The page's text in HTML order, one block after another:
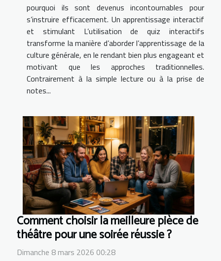
pourquoi ils sont devenus incontournables pour
s’instruire efficacement. Un apprentissage interactif
et stimulant L’utilisation de quiz interactifs
transforme la manière d’aborder l’apprentissage de la
culture générale, en le rendant bien plus engageant et
motivant que les approches traditionnelles.
Contrairement à la simple lecture ou à la prise de
notes...
Comment choisir la meilleure pièce de
théâtre pour une soirée réussie ?
Dimanche 8 mars 2026 00:28